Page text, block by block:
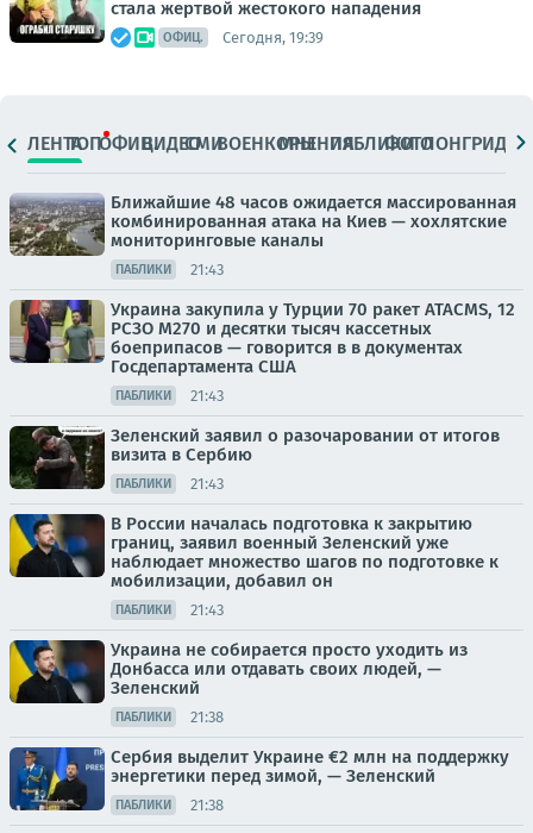
стала жертвой жестокого нападения
ОФИЦ. Сегодня, 19:39
ЛЕНТАТОПОФИЦ.ВИДЕОСМИВОЕНКОРЫМНЕНИЯПАБЛИКИ
ФОТОЛОНГРИДЫ
Ближайшие 48 часов ожидается массированная
комбинированная атака на Киев — хохлятские
мониторинговые каналы
ПАБЛИКИ 21:43
Украина закупила у Турции 70 ракет ATACMS, 12
РСЗО M270 и десятки тысяч кассетных
боеприпасов — говорится в в документах
Госдепартамента США
ПАБЛИКИ 21:43
Зеленский заявил о разочаровании от итогов
визита в Сербию
ПАБЛИКИ 21:43
В России началась подготовка к закрытию
границ, заявил военный Зеленский уже
наблюдает множество шагов по подготовке к
мобилизации, добавил он
ПАБЛИКИ 21:43
Украина не собирается просто уходить из
Донбасса или отдавать своих людей, —
Зеленский
ПАБЛИКИ 21:38
Сербия выделит Украине €2 млн на поддержку
энергетики перед зимой, — Зеленский
ПАБЛИКИ 21:38